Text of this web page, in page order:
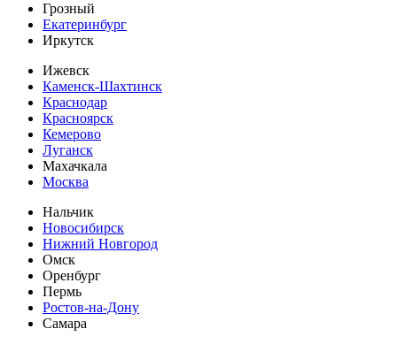
Грозный
Екатеринбург
Иркутск
Ижевск
Каменск-Шахтинск
Краснодар
Красноярск
Кемерово
Луганск
Махачкала
Москва
Нальчик
Новосибирск
Нижний Новгород
Омск
Оренбург
Пермь
Ростов-на-Дону
Самара